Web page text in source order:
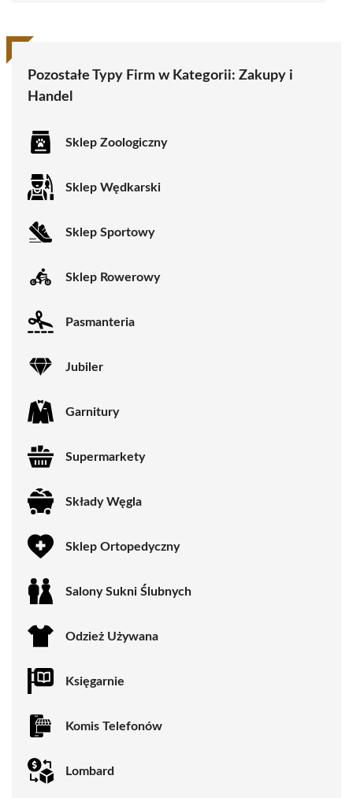
Pozostałe Typy Firm w Kategorii: Zakupy i
Handel
Sklep Zoologiczny
Sklep Wędkarski
Sklep Sportowy
Sklep Rowerowy
Pasmanteria
Jubiler
Garnitury
Supermarkety
Składy Węgla
Sklep Ortopedyczny
Salony Sukni Ślubnych
Odzież Używana
Księgarnie
Komis Telefonów
Lombard